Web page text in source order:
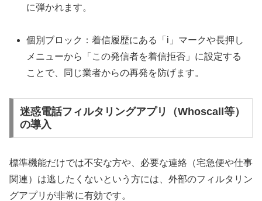
に弾かれます。
個別ブロック：着信履歴にある「i」マークや長押し
メニューから「この発信者を着信拒否」に設定する
ことで、同じ業者からの再発を防げます。
迷惑電話フィルタリングアプリ（Whoscall等）
の導入
標準機能だけでは不安な方や、必要な連絡（宅急便や仕事
関連）は逃したくないという方には、外部のフィルタリン
グアプリが非常に有効です。